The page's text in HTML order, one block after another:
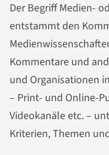
Der Begriff Medien-
entstammt den
Kommentare und
und Organisationen
– Print- und Online-
Videokanäle etc. –
Kriterien, Themen